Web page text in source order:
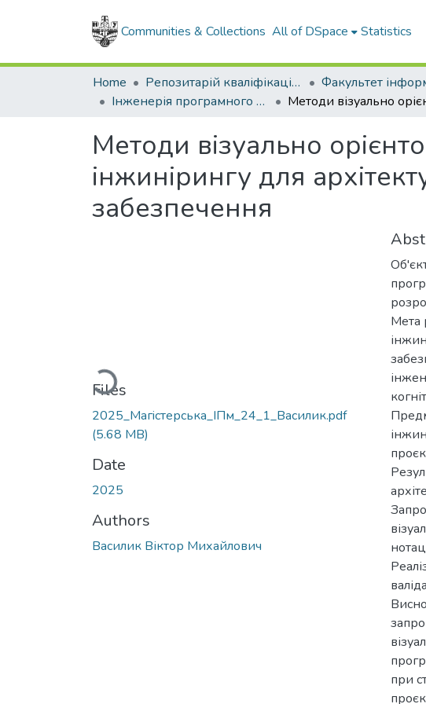
Communities & Collections All of DSpace Statistics
Home Репозитарій кваліфікаційних робіт здобувачів вищої освіти
Інженерія програмного забезпечення, магістр, 2025
Методи візуально
інжинірингу для
забезпечення
Loading...
Files
2025_Магiстерська_IПм_24_1_Василик.pdf
(5.68 MB)
Date
2025
Authors
Василик Віктор Михайлович
Мета
при